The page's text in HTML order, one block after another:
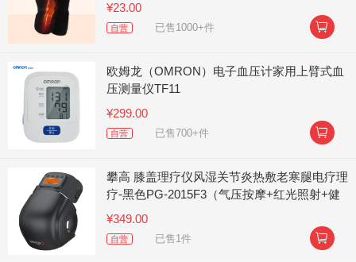
¥23.00
自营 已售1000+件 
欧姆龙（OMRON）电子血压计家用上臂式血
压测量仪TF11
¥299.00
自营 已售700+件 
攀高 膝盖理疗仪风湿关节炎热敷老寒腿电疗理
疗-黑色PG-2015F3（气压按摩+红光照射+健
康磁石）
¥349.00
自营 已售1件 